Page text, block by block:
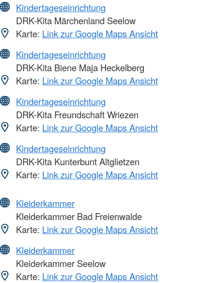
Kindertageseinrichtung
DRK-Kita Märchenland Seelow
Karte: Link zur Google Maps Ansicht
Kindertageseinrichtung
DRK-Kita Biene Maja Heckelberg
Karte: Link zur Google Maps Ansicht
Kindertageseinrichtung
DRK-Kita Freundschaft Wriezen
Karte: Link zur Google Maps Ansicht
Kindertageseinrichtung
DRK-Kita Kunterbunt Altglietzen
Karte: Link zur Google Maps Ansicht
Kleiderkammer
Kleiderkammer Bad Freienwalde
Karte: Link zur Google Maps Ansicht
Kleiderkammer
Kleiderkammer Seelow
Karte: Link zur Google Maps Ansicht